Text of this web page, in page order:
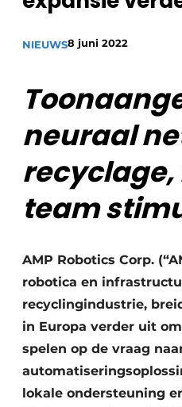
recyclingstroom in
Vacature aanmelden
Safety First
Kranen
Recyclinginstallaties
Detectieapparatuur
Persen
Uitrustingsstukken
Shredders
Transportbanden
Zeven & Brekers
NIEUWS8 juni 2022
neuraal
team
AMP Robotics Corp.
robotica en
recyclingindustrie,
in Europa verder uit
spelen op de vraag
lokale ondersteuning